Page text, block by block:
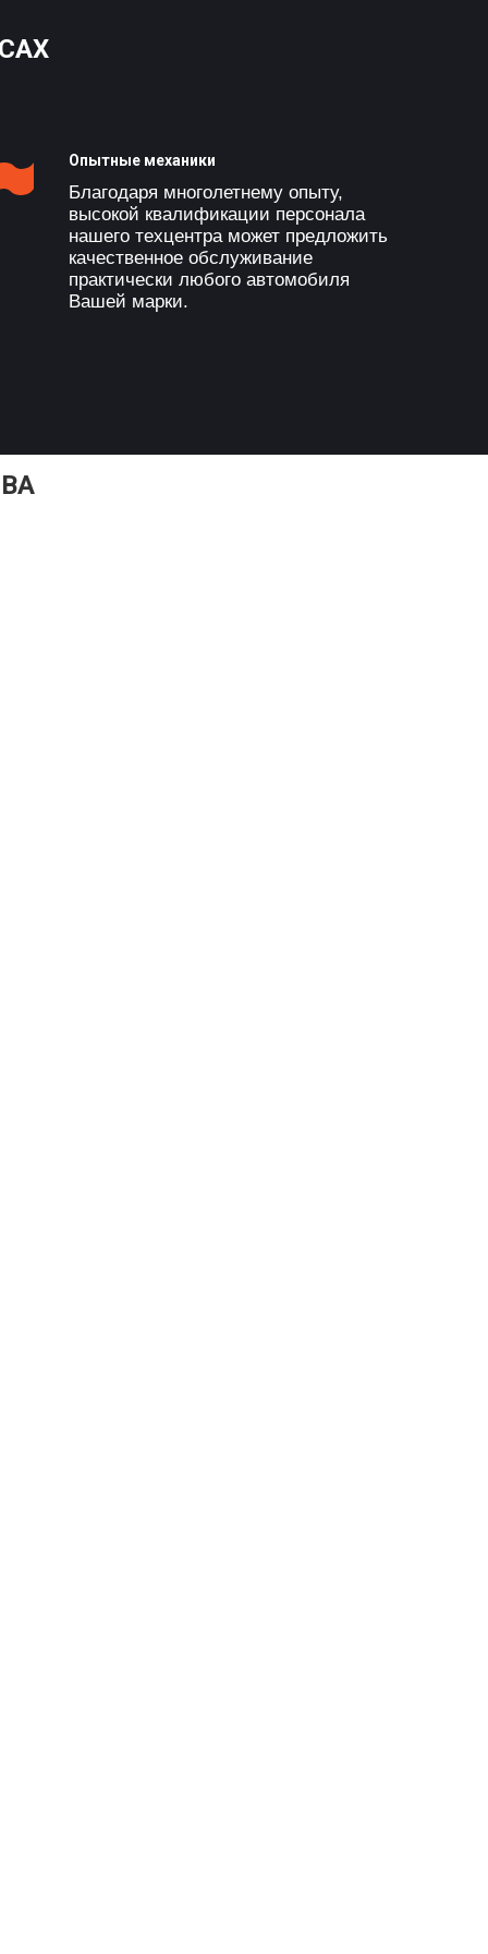
Опытные механики
Благодаря многолетнему опыту,
высокой квалификации персонала
нашего техцентра может предложить
качественное обслуживание
практически любого автомобиля
Вашей марки.